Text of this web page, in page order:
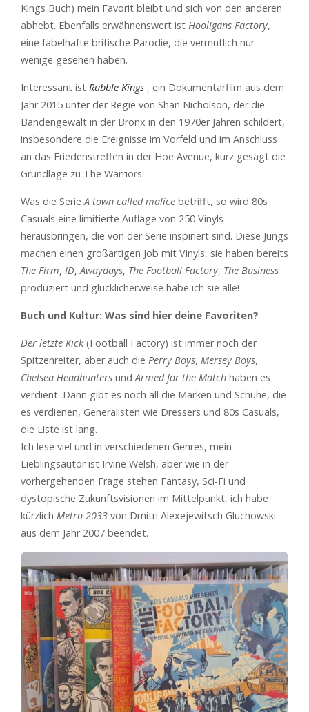
Kings Buch) mein Favorit bleibt und sich von den anderen
abhebt. Ebenfalls erwähnenswert ist Hooligans Factory,
eine fabelhafte britische Parodie, die vermutlich nur
wenige gesehen haben.
Interessant ist Rubble Kings , ein Dokumentarfilm aus dem
Jahr 2015 unter der Regie von Shan Nicholson, der die
Bandengewalt in der Bronx in den 1970er Jahren schildert,
insbesondere die Ereignisse im Vorfeld und im Anschluss
an das Friedenstreffen in der Hoe Avenue, kurz gesagt die
Grundlage zu The Warriors.
Was die SerieA town called malice betrifft, so wird 80s
Casuals eine limitierte Auflage von 250 Vinyls
herausbringen, die von der Serie inspiriert sind. Diese Jungs
machen einen großartigen Job mit Vinyls, sie haben bereits
The Firm, ID,Awaydays, The Football Factory, The Business
produziert und glücklicherweise habe ich sie alle!
Buch und Kultur: Was sind hier deine Favoriten?
Der letzte Kick (Football Factory) ist immer noch der
Spitzenreiter, aber auch die Perry Boys, Mersey Boys,
Chelsea Headhunters undArmed for the Match haben es
verdient. Dann gibt es noch all die Marken und Schuhe, die
es verdienen, Generalisten wie Dressers und 80s Casuals,
die Liste ist lang.
Ich lese viel und in verschiedenen Genres, mein
Lieblingsautor ist Irvine Welsh, aber wie in der
vorhergehenden Frage stehen Fantasy, Sci-Fi und
dystopische Zukunftsvisionen im Mittelpunkt, ich habe
kürzlich Metro 2033 von Dmitri Alexejewitsch Gluchowski
aus dem Jahr 2007 beendet.